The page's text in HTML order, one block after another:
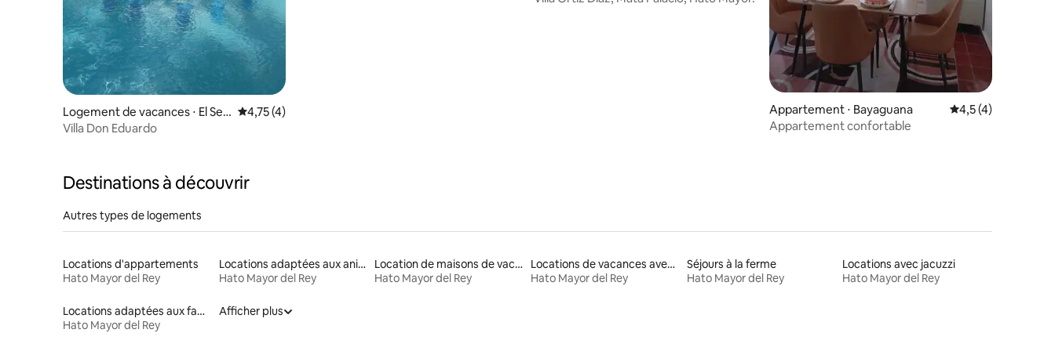
Logement de vacances ⋅ El Sei
bo
Évaluation moyenne sur la base de 4 commentaires : 4,75 sur 5
4,75 (4)
Villa Don Eduardo
Appartement ⋅ Bayaguana Évaluation
4,5 (4)
Appartement confortable
Destinations à découvrir
Autres types de logements
Locations d'appartements
Hato Mayor del Rey
Locations adaptées aux animaux
Hato Mayor del Rey
Location de maisons de vacances
Hato Mayor del Rey
Locations de vacances avec piscine
Hato Mayor del Rey
Séjours à la ferme
Hato Mayor del Rey
Locations avec jacuzzi
Hato Mayor del Rey
Locations adaptées aux familles
Hato Mayor del Rey
Afficher plus